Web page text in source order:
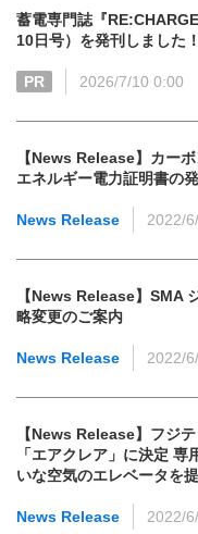
蓄電専門誌『
10日号）を発刊しました！
PR 2026/7/10 0:00
【News Release】カー
エネルギー電力証明書の
News Release 2022/
【News Release】SMA
略変更のご案内
News Release 2022/
【News Release】フジ
「エアクレア」に決定
いな空気のエレベータを
News Release 2022/